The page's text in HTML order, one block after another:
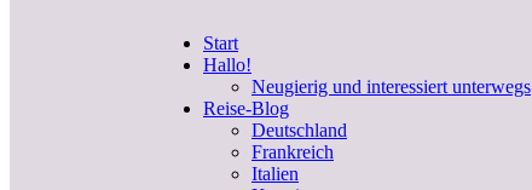
Start
Hallo!
Neugierig und interessiert unterwegs
Reise-Blog
Deutschland
Frankreich
Italien